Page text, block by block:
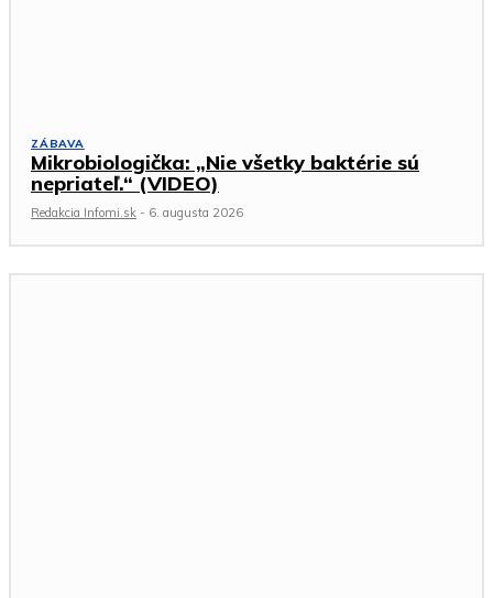
ZÁBAVA
Mikrobiologička: „Nie všetky baktérie sú
nepriateľ.“ (VIDEO)
Redakcia Infomi.sk - 6. augusta 2026